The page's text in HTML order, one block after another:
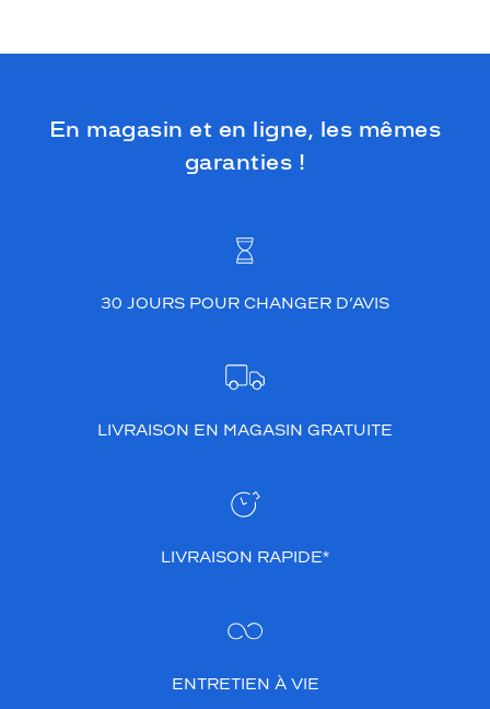
En magasin et en ligne, les mêmes
garanties !
30 JOURS POUR CHANGER D’AVIS
LIVRAISON EN MAGASIN GRATUITE
LIVRAISON RAPIDE*
ENTRETIEN À VIE